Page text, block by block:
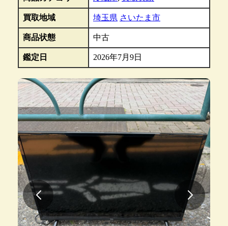
買取地域 埼玉県 さいたま市
商品状態 中古
鑑定日 2026年7月9日